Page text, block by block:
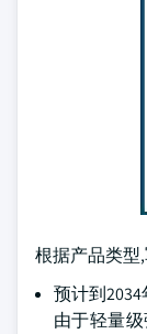
根据产品类型
预计到
由于轻量